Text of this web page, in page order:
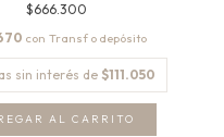
$666.300
con
sin interés de $111.050